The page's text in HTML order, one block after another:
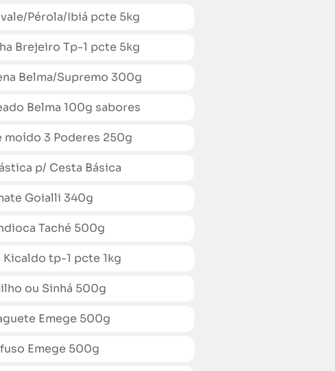
Pérola/Ibiá pcte 5kg
Tp-1 pcte 5kg
Belma/Supremo 300g
Belma 100g sabores
3 Poderes 250g
p/ Cesta Básica
Goialli 340g
Taché 500g
tp-1 pcte 1kg
ou Sinhá 500g
Emege 500g
Emege 500g